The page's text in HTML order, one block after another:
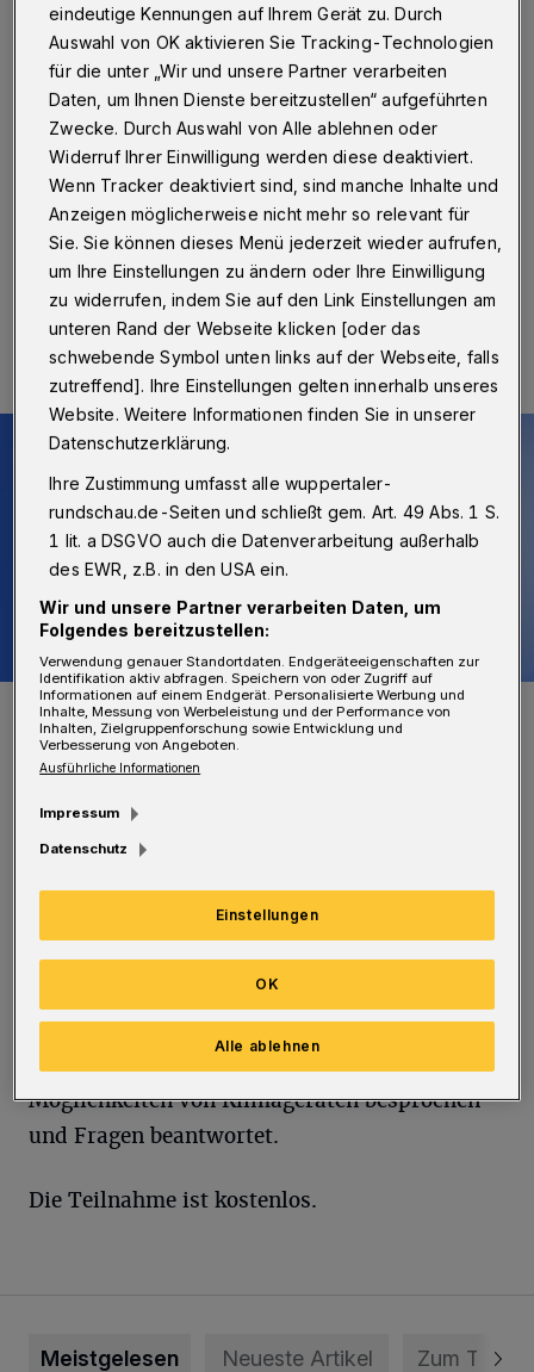
Wuppertal·Nicht nur draußen ist es in diesen Tagen
heiß, viele leiden auch in ihrer Wohnung unter der Hitze.
Was kann man dagegen unternehmen? Informationen
dazu gibt es am Montag (23. Juli 2025) zwischen 17
und 19 Uhr in der Beratungsstelle der
Verbraucherzentrale an der Schloßbleiche 20 in
Wuppertal.
21.06.2025 , 16:00 Uhr Eine Minute Lesezeit
Symbolbild.
Foto: Pixabay
Manche schwören auf feuchte Tücher, andere
suchen Erfrischung vom Windzug offener
Fenster. Wie man der Hitze effektiv begegnen
kann, darüber geht es bei der offenen
Beratung. Dabei werden Techniken wie
Nachtlüftung und Verschattung, aber auch die
Möglichkeiten von Klimageräten besprochen
und Fragen beantwortet.
Die Teilnahme ist kostenlos.
Meistgelesen Neueste Artikel Zum Thema
eindeutige Kennungen auf Ihrem Gerät zu. Durch
Auswahl von OK aktivieren Sie Tracking-Technologien
für die unter „Wir und unsere Partner verarbeiten
Daten, um Ihnen Dienste bereitzustellen“ aufgeführten
Zwecke. Durch Auswahl von Alle ablehnen oder
Widerruf Ihrer Einwilligung werden diese deaktiviert.
Wenn Tracker deaktiviert sind, sind manche Inhalte und
Anzeigen möglicherweise nicht mehr so relevant für
Sie. Sie können dieses Menü jederzeit wieder aufrufen,
um Ihre Einstellungen zu ändern oder Ihre Einwilligung
zu widerrufen, indem Sie auf den Link Einstellungen am
unteren Rand der Webseite klicken [oder das
schwebende Symbol unten links auf der Webseite, falls
zutreffend]. Ihre Einstellungen gelten innerhalb unseres
Website. Weitere Informationen finden Sie in unserer
Datenschutzerklärung.
Ihre Zustimmung umfasst alle wuppertaler-
rundschau.de-Seiten und schließt gem. Art. 49 Abs. 1 S.
1 lit. a DSGVO auch die Datenverarbeitung außerhalb
des EWR, z.B. in den USA ein.
Wir und unsere Partner verarbeiten Daten, um
Folgendes bereitzustellen:
Verwendung genauer Standortdaten. Endgeräteeigenschaften zur
Identifikation aktiv abfragen. Speichern von oder Zugriff auf
Informationen auf einem Endgerät. Personalisierte Werbung und
Inhalte, Messung von Werbeleistung und der Performance von
Inhalten, Zielgruppenforschung sowie Entwicklung und
Verbesserung von Angeboten.
Ausführliche Informationen
Impressum
Datenschutz
Einstellungen
Alle ablehnen
OK